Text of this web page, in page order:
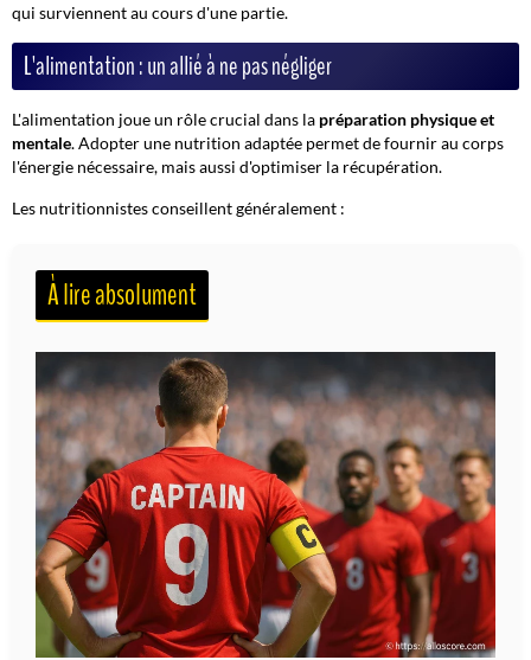
qui surviennent au cours d'une partie.
L'alimentation : un allié à ne pas négliger
L'alimentation joue un rôle crucial dans la préparation physique et
mentale. Adopter une nutrition adaptée permet de fournir au corps
l'énergie nécessaire, mais aussi d'optimiser la récupération.
Les nutritionnistes conseillent généralement :
À lire absolument